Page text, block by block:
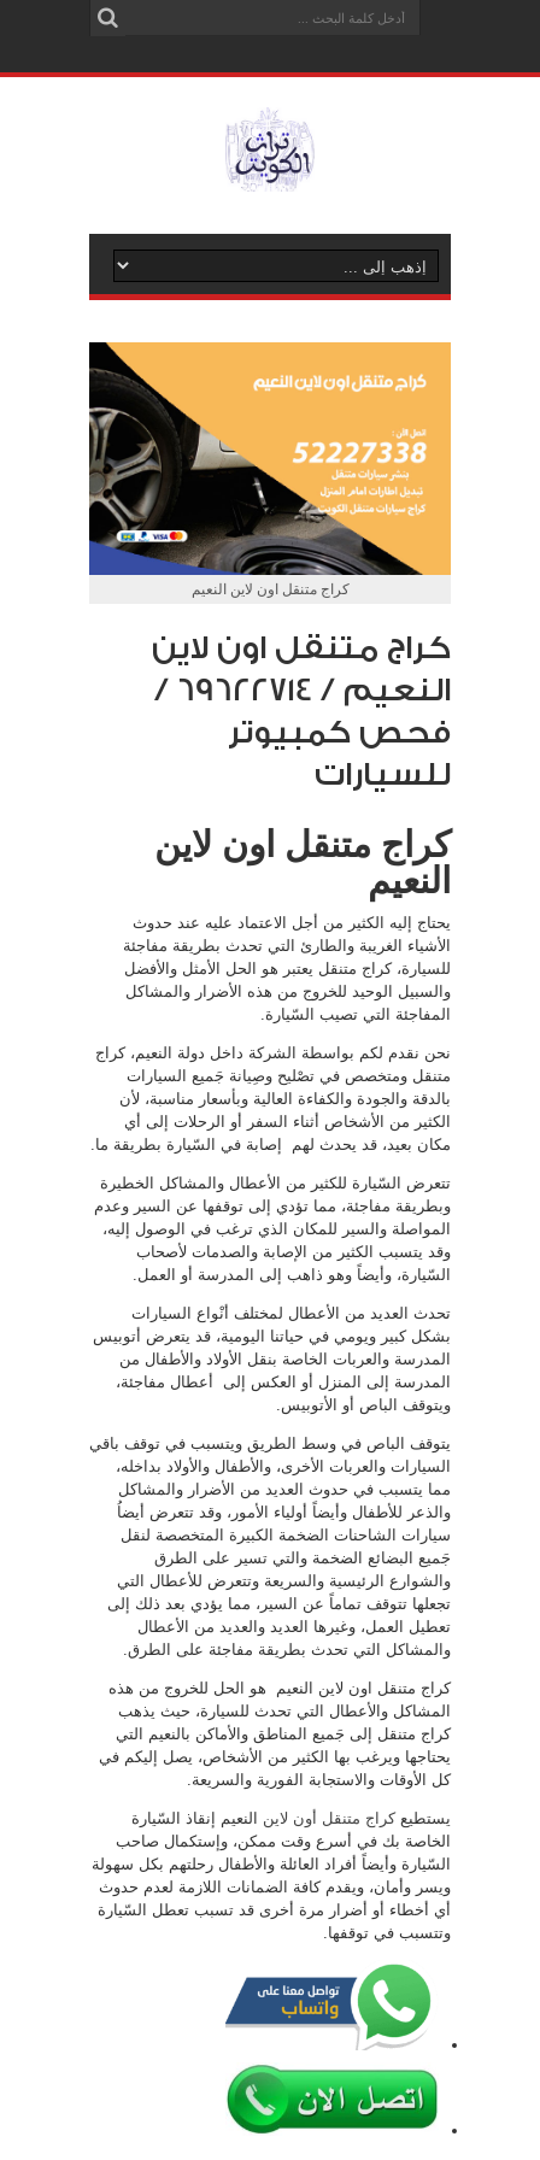
كراج متنقل اون لاين النعيم
كراج متنقل اون لاين
النعيم / 69622714‬ /
فحص كمبيوتر
للسيارات
كراج متنقل اون لاين
النعيم
يحتاج إليه الكثير من أجل الاعتماد عليه عند حدوث
الأشياء الغريبة والطارئ التي تحدث بطريقة مفاجئة
للسيارة، كراج متنقل يعتبر هو الحل الأمثل والأفضل
والسبيل الوحيد للخروج من هذه الأضرار والمشاكل
المفاجئة التي تصيب السّيارة.
نحن نقدم لكم بواسطة الشركة داخل دولة النعيم، كراج
متنقل ومتخصص في تصْليح وصِيانة جَميع السيارات
بالدقة والجودة والكفاءة العالية وبأسعار مناسبة، لأن
الكثير من الأشخاص أثناء السفر أو الرحلات إلى أي
مكان بعيد، قد يحدث لهم إصابة في السّيارة بطريقة ما.
تتعرض السّيارة للكثير من الأعطال والمشاكل الخطيرة
وبطريقة مفاجئة، مما تؤدي إلى توقفها عن السير وعدم
المواصلة والسير للمكان الذي ترغب في الوصول إليه،
وقد يتسبب الكثير من الإصابة والصدمات لأصحاب
السّيارة، وأيضاً وهو ذاهب إلى المدرسة أو العمل.
تحدث العديد من الأعطال لمختلف أنْواع السيارات
بشكل كبير ويومي في حياتنا اليومية، قد يتعرض أتوبيس
المدرسة والعربات الخاصة بنقل الأولاد والأطفال من
المدرسة إلى المنزل أو العكس إلى أعطال مفاجئة،
ويتوقف الباص أو الأتوبيس.
يتوقف الباص في وسط الطريق ويتسبب في توقف باقي
السيارات والعربات الأخرى، والأطفال والأولاد بداخله،
مما يتسبب في حدوث العديد من الأضرار والمشاكل
والذعر للأطفال وأيضاً أولياء الأمور، وقد تتعرض أيضاُ
سيارات الشاحنات الضخمة الكبيرة المتخصصة لنقل
جَميع البضائع الضخمة والتي تسير على الطرق
والشوارع الرئيسية والسريعة وتتعرض للأعطال التي
تجعلها تتوقف تماماً عن السير، مما يؤدي بعد ذلك إلى
تعطيل العمل، وغيرها العديد والعديد من الأعطال
والمشاكل التي تحدث بطريقة مفاجئة على الطرق.
كراج متنقل اون لاين النعيم هو الحل للخروج من هذه
المشاكل والأعطال التي تحدث للسيارة، حيث يذهب
كراج متنقل إلى جَميع المناطق والأماكن بالنعيم التي
يحتاجها ويرغب بها الكثير من الأشخاص، يصل إليكم في
كل الأوقات والاستجابة الفورية والسريعة.
يستطيعكراج متنقل أون لاين النعيم إنقاذ السّيارة
الخاصة بك في أسرع وقت ممكن، وإستكمال صاحب
السّيارة وأيضاً أفراد العائلة والأطفال رحلتهم بكل سهولة
ويسر وأمان، ويقدم كافة الضمانات اللازمة لعدم حدوث
أي أخطاء أو أضرار مرة أخرى قد تسبب تعطل السّيارة
وتتسبب في توقفها.